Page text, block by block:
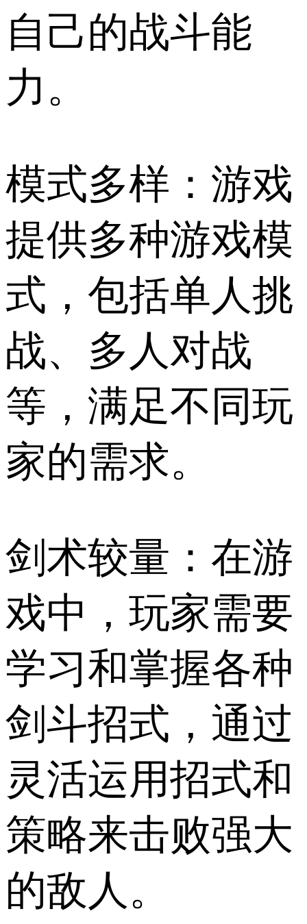
自己的战斗能
力。
模式多样：游戏
提供多种游戏模
式，包括单人挑
战、多人对战
等，满足不同玩
家的需求。
剑术较量：在游
戏中，玩家需要
学习和掌握各种
剑斗招式，通过
灵活运用招式和
策略来击败强大
的敌人。